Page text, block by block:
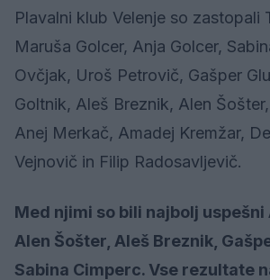
Plavalni klub Velenje so zastopali
Maruša Golcer, Anja Golcer,
Ovčjak, Uroš Petrovič, Gašper
Goltnik, Aleš Breznik, Alen
Anej Merkač, Amadej Kremžar,
Vejnovič in Filip Radosavljevič.
Med njimi so bili najbolj uspešni
Alen Šošter, Aleš Breznik,
Sabina Cimperc. Vse rezultate